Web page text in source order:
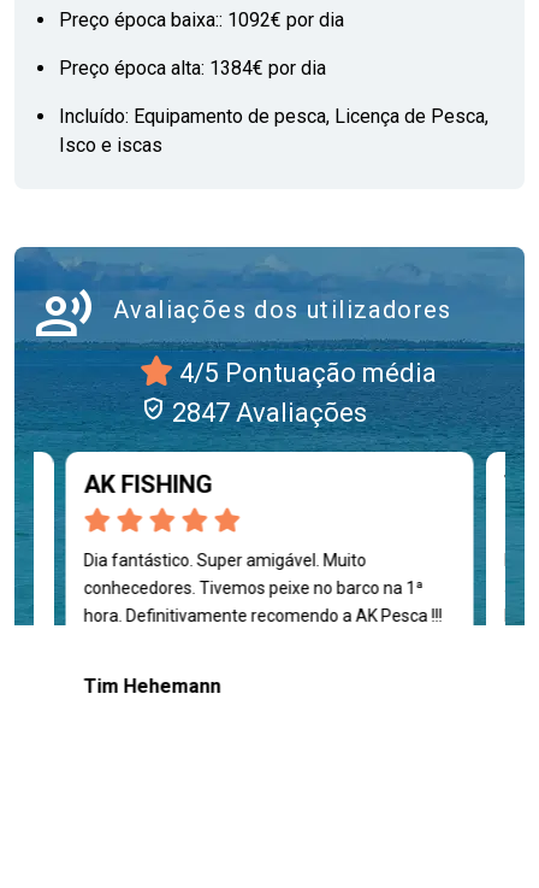
Preço época baixa:: 1092€ por dia
Preço época alta: 1384€ por dia
Incluído: Equipamento de pesca, Licença de Pesca,
Isco e iscas
record_voice_over Avaliações dos utilizadores
4/5 Pontuação média
verified_user 2847 Avaliações
AK FISHING
Dia fantástico. Super amigável. Muito
conhecedores. Tivemos peixe no barco na 1ª
hora. Definitivamente recomendo a AK Pesca !!!
Tim Hehemann